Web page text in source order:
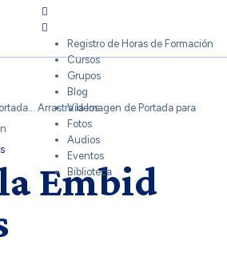
Registro de Horas de Formación
Cursos
Grupos
Blog
Videos
Fotos
Audios
Eventos
Biblioteca
Arrastra la Imagen de Portada para
Embid